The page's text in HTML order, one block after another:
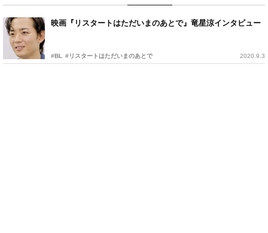
映画『リスタートはただいまのあとで』竜星涼インタビュー
#BL #リスタートはただいまのあとで 2020.9.3